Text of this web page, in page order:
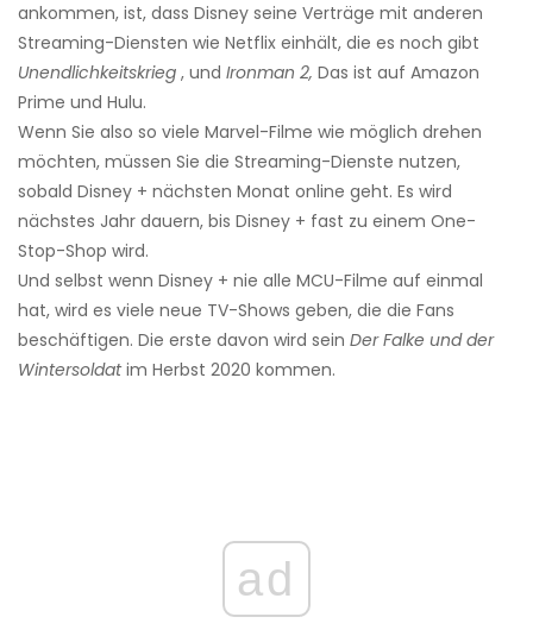
ankommen, ist, dass Disney seine Verträge mit anderen
Streaming-Diensten wie Netflix einhält, die es noch gibt
Unendlichkeitskrieg , und Ironman 2, Das ist auf Amazon
Prime und Hulu.
Wenn Sie also so viele Marvel-Filme wie möglich drehen
möchten, müssen Sie die Streaming-Dienste nutzen,
sobald Disney + nächsten Monat online geht. Es wird
nächstes Jahr dauern, bis Disney + fast zu einem One-
Stop-Shop wird.
Und selbst wenn Disney + nie alle MCU-Filme auf einmal
hat, wird es viele neue TV-Shows geben, die die Fans
beschäftigen. Die erste davon wird sein Der Falke und der
Wintersoldatim Herbst 2020 kommen.
ad